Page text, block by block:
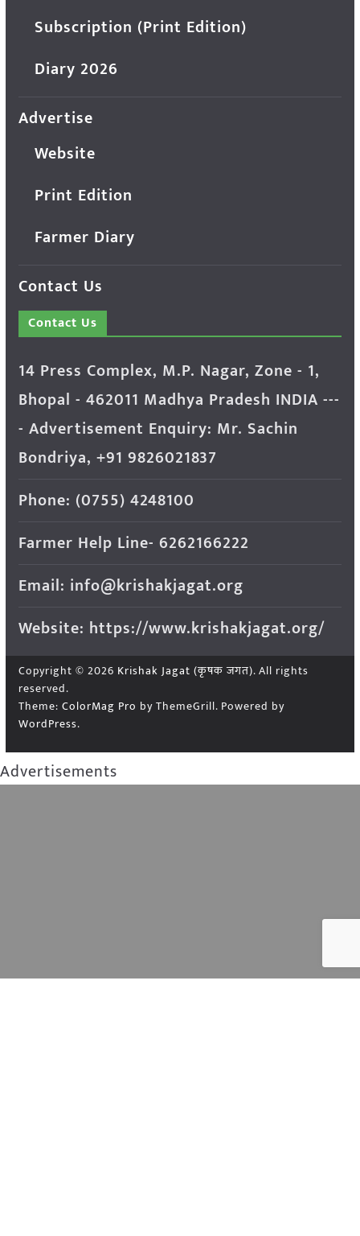
Subscription (Print Edition)
Diary 2026
Advertise
Website
Print Edition
Farmer Diary
Contact Us
Contact Us
14 Press Complex, M.P. Nagar, Zone - 1,
Bhopal - 462011 Madhya Pradesh INDIA ---
- Advertisement Enquiry: Mr. Sachin
Bondriya, +91 9826021837
Phone: (0755) 4248100
Farmer Help Line- 6262166222
Email: info@krishakjagat.org
Website: https://www.krishakjagat.org/
Copyright © 2026 Krishak Jagat (कृषक जगत). All rights
reserved.
Theme: ColorMag Pro by ThemeGrill. Powered by
WordPress.
Advertisements